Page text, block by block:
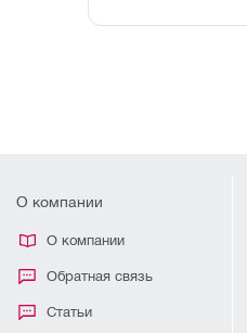
О компании
О компании
Обратная связь
Статьи